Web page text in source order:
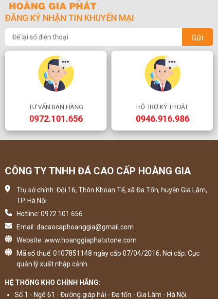
ĐĂNG KÝ NHẬN TIN KHUYẾN MẠI
Gửi
TƯ VẤN BÁN HÀNG
0972.101.656
HỖ TRỢ KỸ THUẬT
0946.916.986
CÔNG TY TNHH ĐÁ CAO CẤP HOÀNG GIA
Trụ sở chính: Đội 16, Thôn Khoan Tế, xã Đa Tốn, huyện Gia Lâm,
TP. Hà Nội
Hotline: 0972 101 656
Email: dacaocaphoanggia@gmail.com
Website: www.hoanggiaphatstone.com
Mã số thuế: 0107851148 ngày cấp 07/04/2016, Nơi cấp: Cục
quản lý xuất nhập cảnh
HỆ THỐNG KHO CHÍNH HÃNG:
Số 1 - Ngõ 61 - Đường giáp hải - Đa tốn - Gia Lâm - Hà Nội